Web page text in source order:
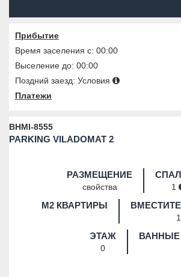
Прибытие
Время заселения с: 00:00
Выселение до: 00:00
Поздний заезд: Условия
Платежи
BHMI-8555
PARKING VILADOMAT 2
РАЗМЕЩЕНИЕ
свойства 1
M2 КВАРТИРЫ
1
ЭТАЖ
0
ВАННЫЕ